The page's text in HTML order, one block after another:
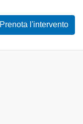
Prenota l'intervento